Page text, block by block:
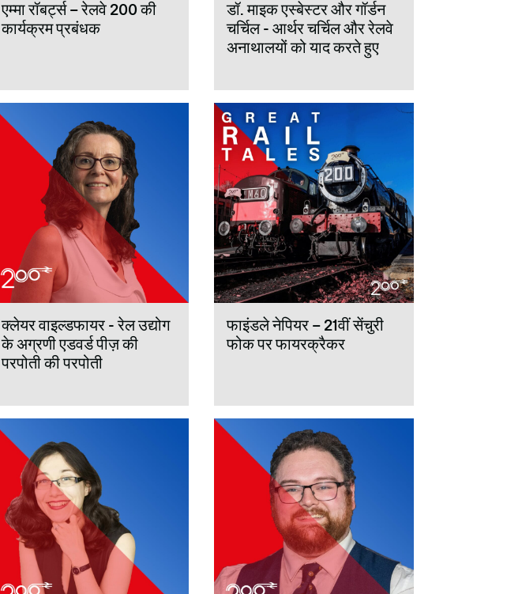
एम्मा रॉबर्ट्स – रेलवे 200 की
कार्यक्रम प्रबंधक
डॉ. माइक एस्बेस्टर और गॉर्डन
चर्चिल - आर्थर चर्चिल और रेलवे
अनाथालयों को याद करते हुए
क्लेयर वाइल्डफायर - रेल उद्योग
के अग्रणी एडवर्ड पीज़ की
परपोती की परपोती
फाइंडले नेपियर – 21वीं सेंचुरी
फोक पर फायरक्रैकर